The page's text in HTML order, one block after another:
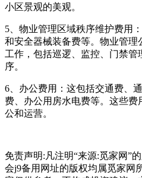
小区景观的美观。
5、物业管理区域秩序维护费用
和安全器械装备费等。物业管理
工作，包括巡逻、监控、门禁
序。
6、办公费用：这包括交通费、
费、办公用房水电费等。这些
公和运营。
免责声明:凡注明“来源:觅家网”
会j9备用网址的版权均属觅家网